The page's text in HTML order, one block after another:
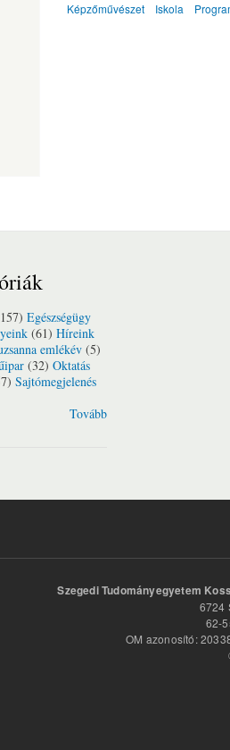
Képzőművészet Iskola
Egészségügy
(61) Híreink
emlékév (5)
(32) Oktatás
Sajtómegjelenés
Tovább
Szegedi Tudományegyetem
6724
62-
OM azonosító: